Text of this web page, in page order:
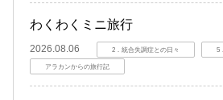
わくわくミニ旅行
2026.08.06 2．統合失調症との日々 5
アラカンからの旅行記